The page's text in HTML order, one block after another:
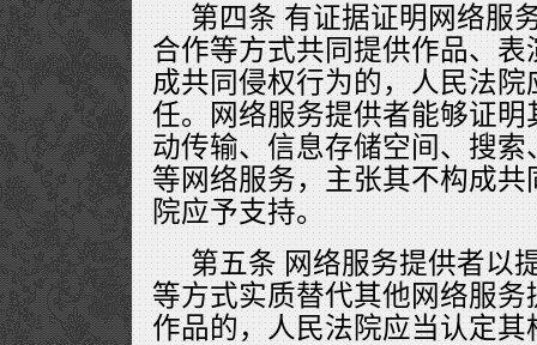
第四条 有证据证明网络服
合作等方式共同提供作品、
成共同侵权行为的，人民法
任。网络服务提供者能够证
动传输、信息存储空间、搜
等网络服务，主张其不构成
院应予支持。
第五条 网络服务提供者以
等方式实质替代其他网络服
作品的，人民法院应当认定其